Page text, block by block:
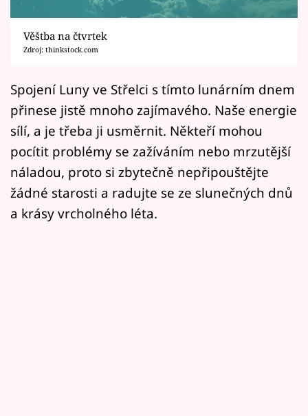
Sledujte prima+
Filmový festival Karlovy Vary
Mámy sobě
Přihlášení
Sledujte nás
Věštba na čtvrtek
Zdroj: thinkstock.com
Spojení Luny ve Střelci s tímto lunárním dnem
přinese jistě mnoho zajímavého. Naše energie
sílí, a je třeba ji usměrnit. Někteří mohou
pocítit problémy se zažíváním nebo mrzutější
náladou, proto si zbytečně nepřipouštějte
žádné starosti a radujte se ze slunečných dnů
a krásy vrcholného léta.